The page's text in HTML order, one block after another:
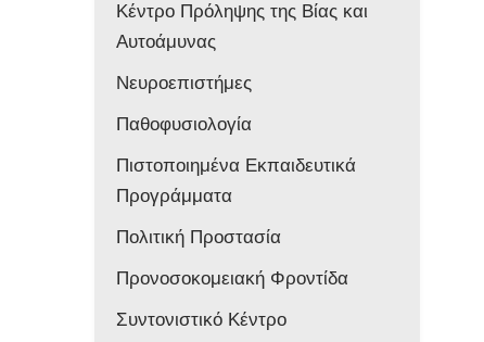
Κέντρο Πρόληψης της Βίας και
Αυτοάμυνας
Νευροεπιστήμες
Παθοφυσιολογία
Πιστοποιημένα Εκπαιδευτικά
Προγράμματα
Πολιτική Προστασία
Προνοσοκομειακή Φροντίδα
Συντονιστικό Κέντρο